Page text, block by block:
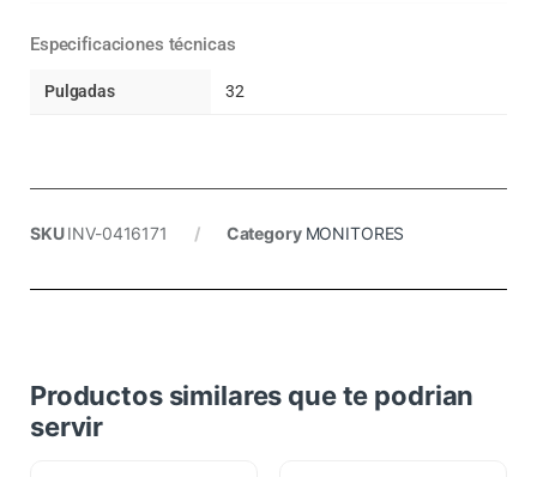
Especificaciones técnicas
Pulgadas 32
SKUINV-0416171 Category MONITORES
Productos similares que te podrian
servir